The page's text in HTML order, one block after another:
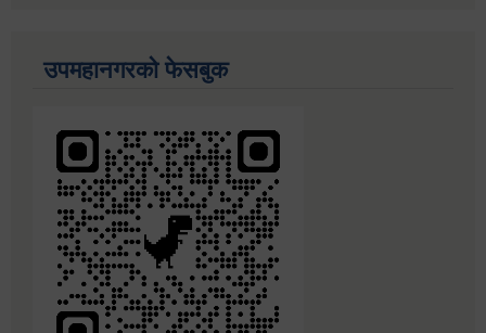
उपमहानगरको फेसबुक